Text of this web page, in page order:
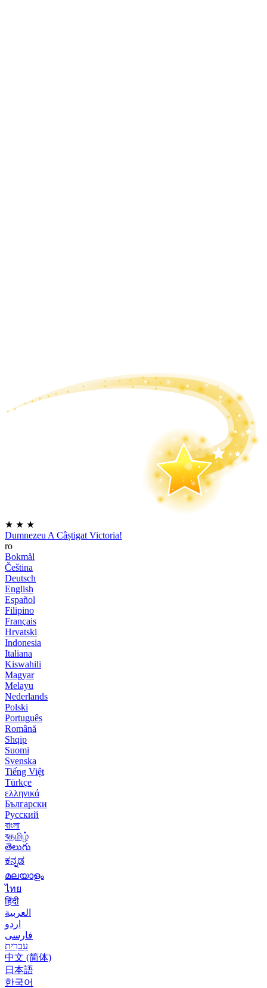
★ ★ ★
Dumnezeu A Câștigat Victoria!
ro
Bokmål
Čeština
Deutsch
English
Español
Filipino
Français
Hrvatski
Indonesia
Italiana
Kiswahili
Magyar
Melayu
Nederlands
Polski
Português
Română
Shqip
Suomi
Svenska
Tiếng Việt
Türkçe
ελληνικά
Български
Русский
বাংলা
বதமிழ்
తెలుగు
ಕನ್ನಡ
മലയാളം
ไทย
हिंदी
العربية
اردو
فارسی
עִברִית
中文 (简体)
日本語
한국어